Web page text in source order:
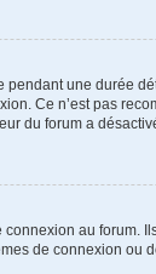
une durée
Ce n’est pas
du forum a
au
de connexion ou